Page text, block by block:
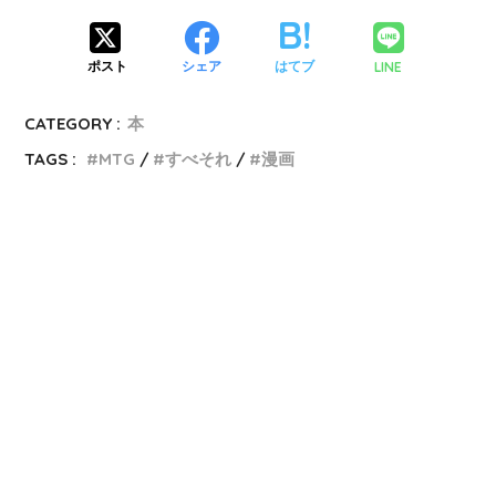
ポスト シェア はてブ LINE
CATEGORY : 本
TAGS :
MTG すべそれ 漫画